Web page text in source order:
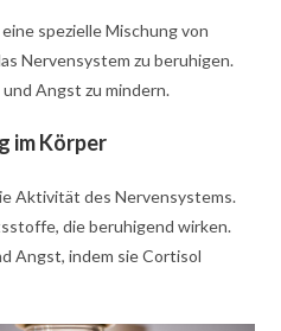
spezielle Mischung von
Nervensystem zu beruhigen.
Angst zu mindern.
im Körper
Aktivität des Nervensystems.
die beruhigend wirken.
Angst, indem sie Cortisol